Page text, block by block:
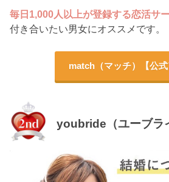
毎日1,000人以上が登録する恋活サ
付き合いたい男女にオススメです。
match（マッチ）【公式
youbride（ユーブラ